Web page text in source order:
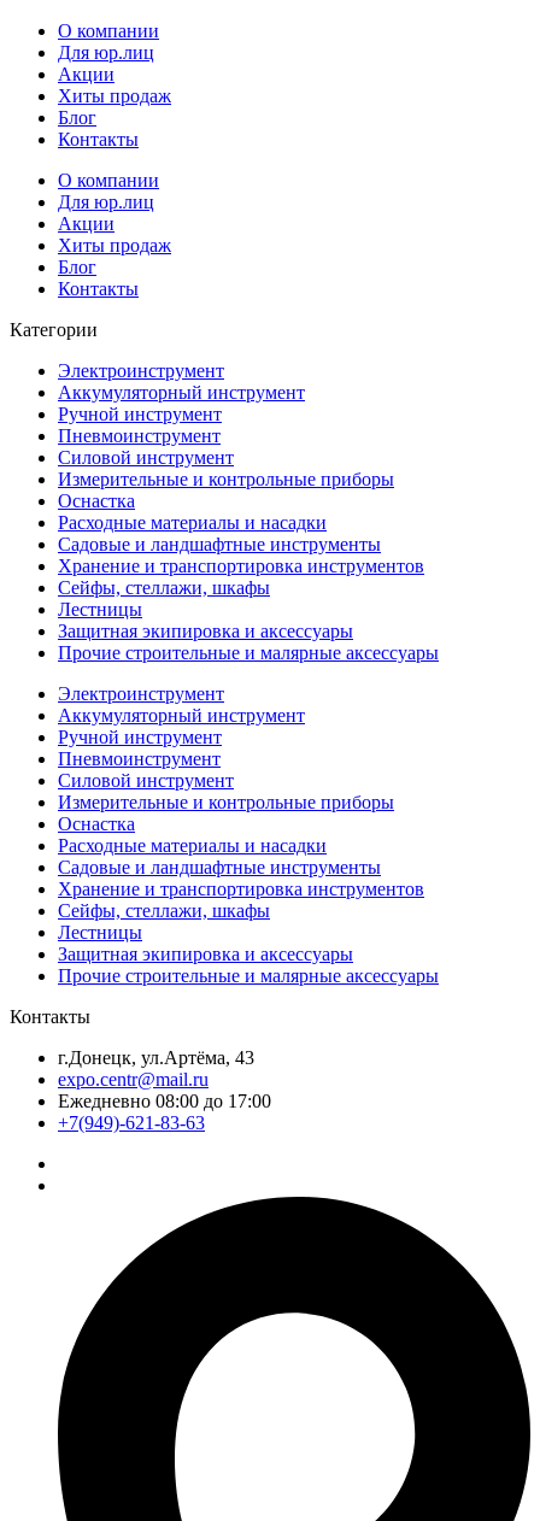
О компании
Для юр.лиц
Акции
Хиты продаж
Блог
Контакты
О компании
Для юр.лиц
Акции
Хиты продаж
Блог
Контакты
Категории
Электроинструмент
Аккумуляторный инструмент
Ручной инструмент
Пневмоинструмент
Силовой инструмент
Измерительные и контрольные приборы
Оснастка
Расходные материалы и насадки
Садовые и ландшафтные инструменты
Хранение и транспортировка инструментов
Сейфы, стеллажи, шкафы
Лестницы
Защитная экипировка и аксессуары
Прочие строительные и малярные аксессуары
Электроинструмент
Аккумуляторный инструмент
Ручной инструмент
Пневмоинструмент
Силовой инструмент
Измерительные и контрольные приборы
Оснастка
Расходные материалы и насадки
Садовые и ландшафтные инструменты
Хранение и транспортировка инструментов
Сейфы, стеллажи, шкафы
Лестницы
Защитная экипировка и аксессуары
Прочие строительные и малярные аксессуары
Контакты
г.Донецк, ул.Артёма, 43
expo.centr@mail.ru
Ежедневно 08:00 до 17:00
+7(949)-621-83-63